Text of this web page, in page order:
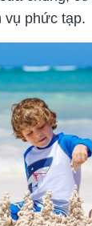
vụ phức tạp.